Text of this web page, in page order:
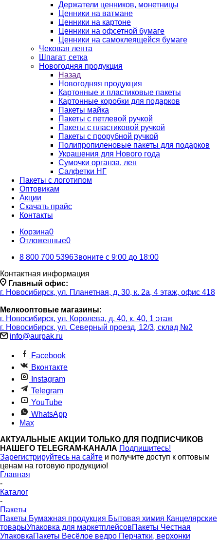
Держатели ценников, монетницы
Ценники на ватмане
Ценники на картоне
Ценники на офсетной бумаге
Ценники на самоклеящейся бумаге
Чековая лента
Шпагат, сетка
Новогодняя продукция
Назад
Новогодняя продукция
Картонные и пластиковые пакеты
Картонные коробки для подарков
Пакеты майка
Пакеты с петлевой ручкой
Пакеты с пластиковой ручкой
Пакеты с прорубной ручкой
Полипропиленовые пакеты для подарков
Украшения для Нового года
Сумочки органза, лен
Салфетки НГ
Пакеты с логотипом
Оптовикам
Акции
Скачать прайс
Контакты
Корзина0
Отложенные0
8 800 700 5396Звоните с 9:00 до 18:00
Контактная информация
Главный офис:
г. Новосибирск, ул. Планетная, д. 30, к. 2а, 4 этаж, офис 418
Мелкооптовые магазины:
г. Новосибирск, ул. Королева, д. 40, к. 40, 1 этаж
г. Новосибирск, ул. Северный проезд, 12/3, ​склад №2
info@aurpak.ru
Facebook
Вконтакте
Instagram
Telegram
YouTube
WhatsApp
Max
АКТУАЛЬНЫЕ АКЦИИ ТОЛЬКО ДЛЯ ПОДПИСЧИКОВ
НАШЕГО TELEGRAM-КАНАЛА Подпишитесь!
Зарегистрируйтесь на сайте и получите доступ к оптовым
ценам на готовую продукцию!
Главная
-
Каталог
-
Пакеты
Пакеты Бумажная продукция Бытовая химия Канцелярские
товарыУпаковка для маркетплейсовПакеты Честная
УпаковкаПакеты Весёлое ведро Перчатки, верхонки